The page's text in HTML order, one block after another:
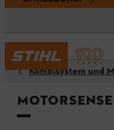
Kombisystem und
Motorsense